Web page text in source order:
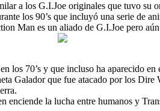
a los G.I.Joe originales que tuvo su
los 90’s que incluyó una serie de
Man es un aliado de G.I.Joe pero
los 70’s y que incluso ha aparecido
Galador que fue atacado por los Dire
enciende la lucha entre humanos y